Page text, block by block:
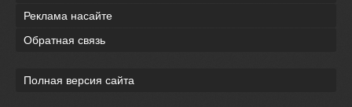
Реклама насайте
Обратная связь
Полная версия сайта